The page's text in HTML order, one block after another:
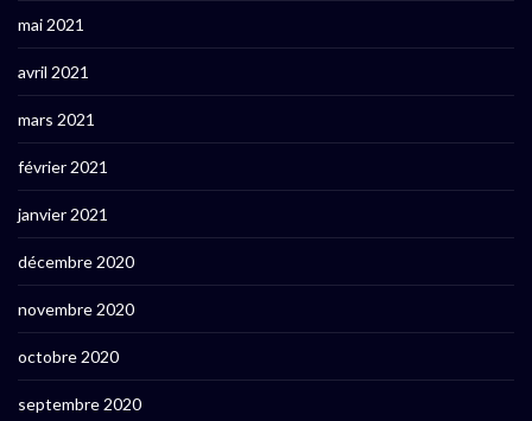
mai 2021
avril 2021
mars 2021
février 2021
janvier 2021
décembre 2020
novembre 2020
octobre 2020
septembre 2020